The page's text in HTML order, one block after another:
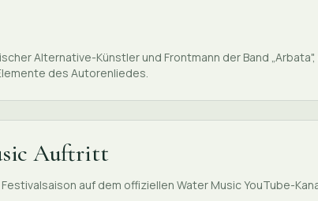
Alternative-Künstler und Frontmann der Band
des Autorenliedes.
Auftritt
auf dem offiziellen Water Music YouTube-